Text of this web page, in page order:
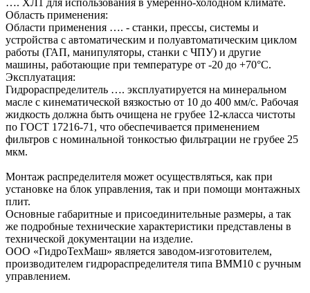
…. ХЛ1 для использования в умеренно-холодном климате.
Область применения:
Области применения …. - станки, прессы, системы и
устройства с автоматическим и полуавтоматическим циклом
работы (ГАП, манипуляторы, станки с ЧПУ) и другие
машины, работающие при температуре от -20 до +70°C.
Эксплуатация:
Гидрораспределитель …. эксплуатируется на минеральном
масле с кинематической вязкостью от 10 до 400 мм/с. Рабочая
жидкость должна быть очищена не грубее 12-класса чистоты
по ГОСТ 17216-71, что обеспечивается применением
фильтров с номинальной тонкостью фильтрации не грубее 25
мкм.
Монтаж распределителя может осуществляться, как при
установке на блок управления, так и при помощи монтажных
плит.
Основные габаритные и присоединительные размеры, а так
же подробные технические характеристики представлены в
технической документации на изделие.
ООО «ГидроТехМаш» является заводом-изготовителем,
производителем гидрораспределителя типа ВММ10 с ручным
управлением.